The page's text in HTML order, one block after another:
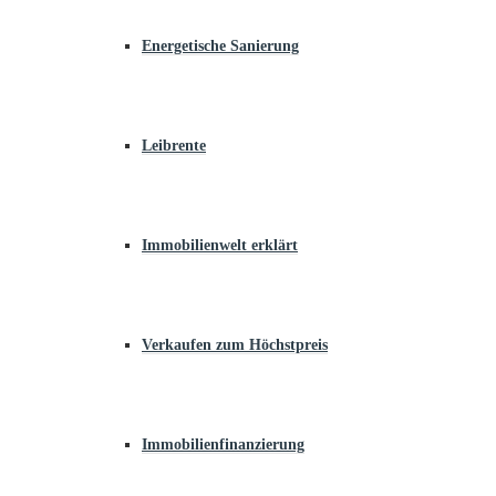
Energetische Sanierung
Leibrente
Immobilienwelt erklärt
Verkaufen zum Höchstpreis
Immobilienfinanzierung